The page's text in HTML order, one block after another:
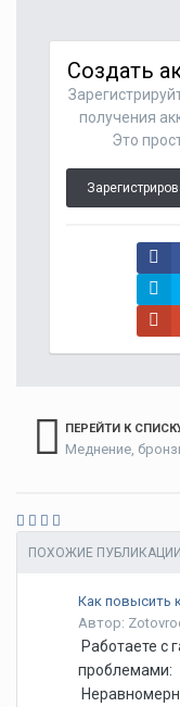
Создать
получения
Это
ПЕРЕЙТИ К
ПОХОЖИЕ ПУБЛИКАЦИИ
Автор:
Работаете с
проблемами: